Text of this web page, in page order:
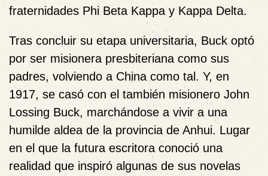
fraternidades Phi Beta Kappa y Kappa Delta.
Tras concluir su etapa universitaria, Buck optó
por ser misionera presbiteriana como sus
padres, volviendo a China como tal. Y, en
1917, se casó con el también misionero John
Lossing Buck, marchándose a vivir a una
humilde aldea de la provincia de Anhui. Lugar
en el que la futura escritora conoció una
realidad que inspiró algunas de sus novelas